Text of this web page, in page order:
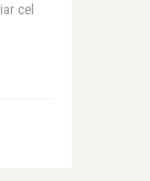
cel